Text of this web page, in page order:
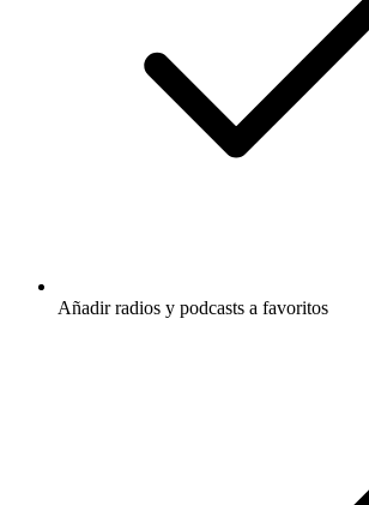
Añadir radios y podcasts a favoritos